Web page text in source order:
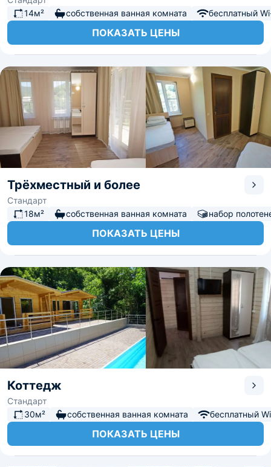
14м²
собственная ванная комната бесплатный
ПОКАЗАТЬ ЦЕНЫ
Трёхместный и более
Стандарт
18м²
собственная ванная комната набор
ПОКАЗАТЬ ЦЕНЫ
Коттедж
Стандарт
30м²
собственная ванная комната бесплатный
ПОКАЗАТЬ ЦЕНЫ